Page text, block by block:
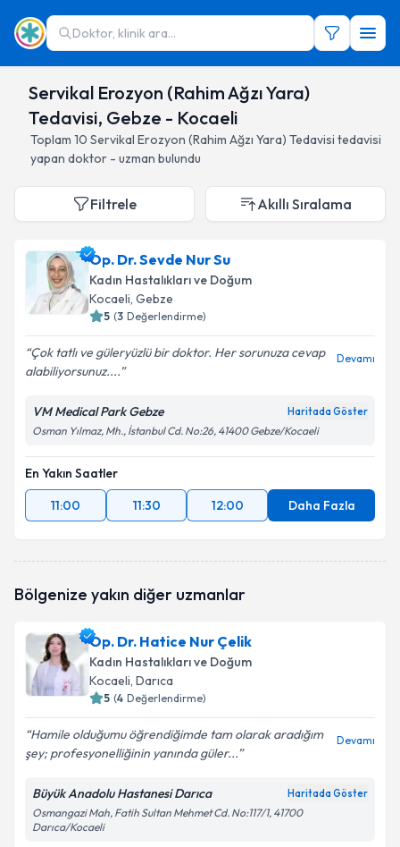
Doktor, klinik ara...
Servikal Erozyon (Rahim Ağzı Yara)
Tedavisi, Gebze - Kocaeli
Toplam 10 Servikal Erozyon (Rahim Ağzı Yara) Tedavisi tedavisi
yapan doktor - uzman bulundu
Filtrele Akıllı Sıralama
Op. Dr. Sevde Nur Su
Kadın Hastalıkları ve Doğum
Kocaeli, Gebze
5 (3 Değerlendirme)
Çok tatlı ve güleryüzlü bir doktor. Her sorunuza cevap
alabiliyorsunuz....
Devamı
VM Medical Park Gebze Haritada Göster
Osman Yılmaz, Mh., İstanbul Cd. No:26, 41400 Gebze/Kocaeli
En Yakın Saatler
11:00
11:30 12:00 Daha Fazla
Bölgenize yakın diğer uzmanlar
Op. Dr. Hatice Nur Çelik
Kadın Hastalıkları ve Doğum
Kocaeli, Darıca
5 (4 Değerlendirme)
Hamile olduğumu öğrendiğimde tam olarak aradığım
şey; profesyonelliğinin yanında güler...
Devamı
Büyük Anadolu Hastanesi Darıca Haritada Göster
Osmangazi Mah, Fatih Sultan Mehmet Cd. No:117/1, 41700
Darıca/Kocaeli